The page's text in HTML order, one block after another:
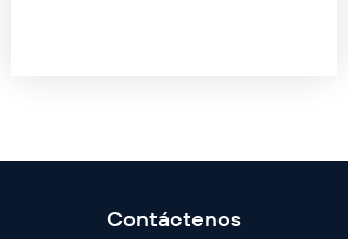
Contáctenos